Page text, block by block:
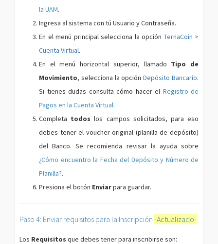
la UAM.
Ingresa al sistema con tú Usuario y Contraseña.
En el menú principal selecciona la opción TernaCoin >
Cuenta Virtual.
En el menú horizontal superior, llamado Tipo de
Movimiento, selecciona la opciónDepósito Bancario.
Si tienes dudas consulta cómo hacer el Registro de
Pagos en la Cuenta Virtual.
Completa todos los campos solicitados, para eso
debes tener el voucher original (planilla de depósito)
del Banco. Se recomienda revisar la ayuda sobre
¿Cómo encuentro la Fecha del Depósito y Número de
Planilla?.
Presiona el botón Enviarpara guardar.
Paso 4: Enviar requisitos para la Inscripción -Actualizado-
Los Requisitos que debes tener para inscribirse son: